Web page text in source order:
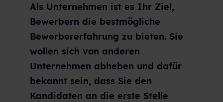
Als Unternehmen ist es Ihr Ziel,
Bewerbern die bestmögliche
Bewerbererfahrung zu bieten. Sie
wollen sich von anderen
Unternehmen abheben und dafür
bekannt sein, dass Sie den
Kandidaten an die erste Stelle